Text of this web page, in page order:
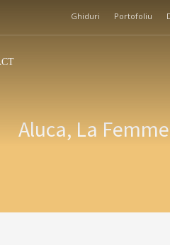
Ghiduri Portofoliu
Aluca, La